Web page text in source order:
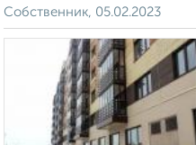
Собственник, 05.02.2023